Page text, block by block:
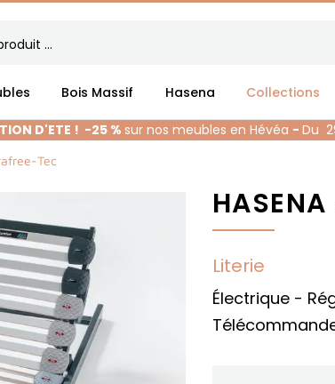
Bois Massif Hasena Collections
D'ETE ! -25 % sur nos meubles en Hévéa - Du
Tec
Literie
Électrique -